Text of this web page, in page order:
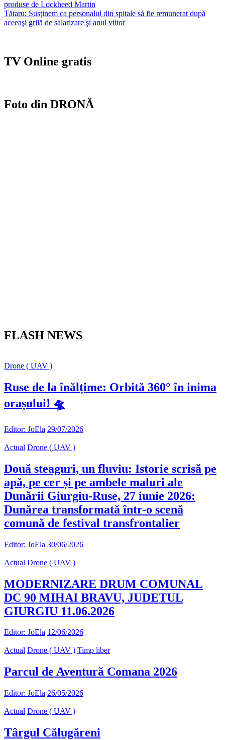
în
articole
produse de Lockheed Martin
Tătaru: Susţinem ca personalul din spitale să fie remunerat după
aceeaşi grilă de salarizare şi anul viitor
TV Online gratis
Foto din DRONĂ
FLASH NEWS
Drone ( UAV )
Ruse de la înălțime: Orbită 360° în inima
orașului! 🛸
Editor: JoEla 29/07/2026
Actual Drone ( UAV )
Două steaguri, un fluviu: Istorie scrisă pe
apă, pe cer și pe ambele maluri ale
Dunării Giurgiu-Ruse, 27 iunie 2026:
Dunărea transformată într-o scenă
comună de festival transfrontalier
Editor: JoEla 30/06/2026
Actual Drone ( UAV )
MODERNIZARE DRUM COMUNAL
DC 90 MIHAI BRAVU, JUDETUL
GIURGIU 11.06.2026
Editor: JoEla 12/06/2026
Actual Drone ( UAV ) Timp liber
Parcul de Aventură Comana 2026
Editor: JoEla 26/05/2026
Actual Drone ( UAV )
Târgul Călugăreni